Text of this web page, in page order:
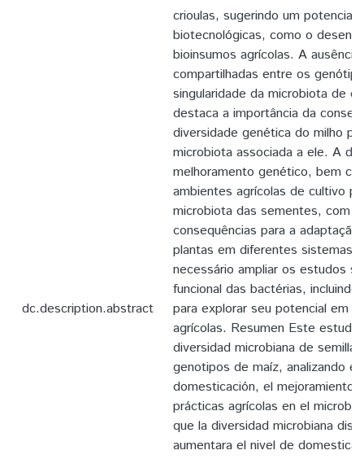
dc.description.abstract
crioulas, sugerindo um potencial
biotecnológicas, como o
bioinsumos agrícolas. A
compartilhadas entre os
singularidade da microbiota de
destaca a importância da
diversidade genética do milho
microbiota associada a ele. A
melhoramento genético, bem
ambientes agrícolas de cultivo
microbiota das sementes, com
consequências para a
plantas em diferentes sistemas
necessário ampliar os estudos
funcional das bactérias,
para explorar seu potencial em
agrícolas. Resumen Este
diversidad microbiana de
genotipos de maíz, analizando
domesticación, el mejoramiento
prácticas agrícolas en el
que la diversidad microbiana
aumentara el nivel de